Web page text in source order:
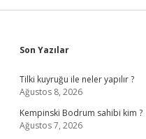
Sidebar
Son Yazılar
Tilki kuyruğu ile neler yapılır ?
Ağustos 8, 2026
Kempinski Bodrum sahibi kim ?
Ağustos 7, 2026